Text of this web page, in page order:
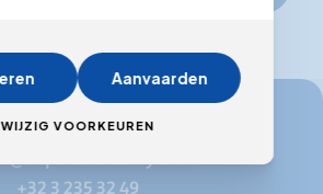
+32 3 235 32 49
Aanvaarden
WIJZIG VOORKEUREN